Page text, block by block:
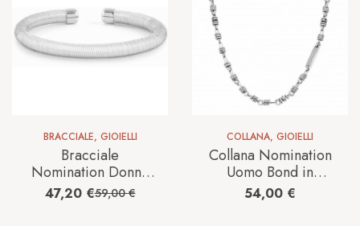
BRACCIALE, GIOIELLI
Bracciale
Nomination Donna
Essenzia in Argento
146800/000
59,00€
47,20 €
COLLANA, GIOIELLI
Collana Nomination
Uomo Bond in
Acciaio 021951/013
54,00 €